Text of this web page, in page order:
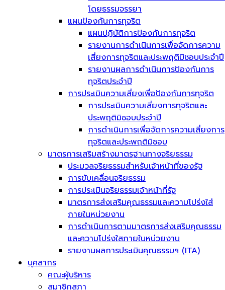
โดยธรรมจรรยา
แผนป้องกันการทุจริต
แผนปฏิบัติการป้องกันการทุจริต
รายงานการดำเนินการเพื่อจัดการความ
เสี่ยงการทุจริตและประพฤติมิชอบประจำปี
รายงานผลการดำเนินการป้องกันการ
ทุจริตประจำปี
การประเมินความเสี่ยงเพื่อป้องกันการทุจริต
การประเมินความเสี่ยงการทุจริตและ
ประพฤติมิชอบประจำปี
การดำเนินการเพื่อจัดการความเสี่ยงการ
ทุจริตและประพฤติมิชอบ
มาตรการเสริมสร้างมาตรฐานทางจริยธรรม
ประมวลจริยธรรมสำหรับเจ้าหน้าที่ของรัฐ
การขับเคลื่อนจริยธรรม
การประเมินจริยธรรมเจ้าหน้าที่รัฐ
มาตรการส่งเสริมคุณธรรมและความโปร่งใส่
ภายในหน่วยงาน
การดำเนินการตามมาตรการส่งเสริมคุณธรรม
และความโปร่งใสภายในหน่วยงาน
รายงานผลการประเมินคุณธรรมฯ (ITA)
บุคลากร
คณะผู้บริหาร
สมาชิกสภา